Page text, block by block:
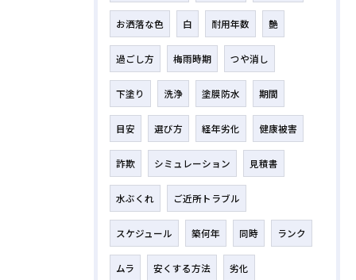
お洒落な色 白 耐用年数 艶
過ごし方 梅雨時期 つや消し
下塗り 洗浄 塗膜防水 期間
目安 選び方 経年劣化 健康被害
詐欺 シミュレーション 見積書
水ぶくれ ご近所トラブル
スケジュール 築何年 同時 ランク
ムラ 安くする方法 劣化